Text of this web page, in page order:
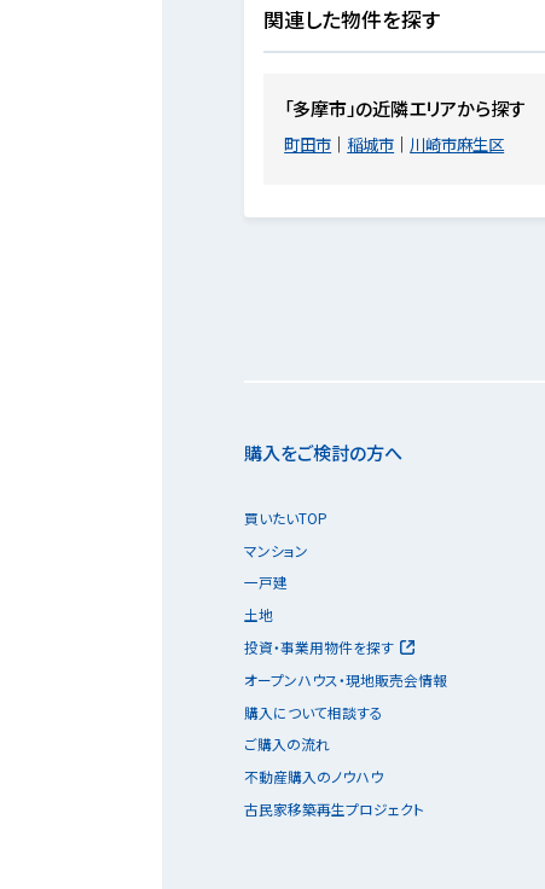
関連した物件を探す
「多摩市」の近隣エリアから探す
町田市 稲城市 川崎市麻生区
購入をご検討の方へ
買いたいTOP
マンション
一戸建
土地
投資・事業用物件を探す
オープンハウス・現地販売会情報
購入について相談する
ご購入の流れ
不動産購入のノウハウ
古民家移築再生プロジェクト